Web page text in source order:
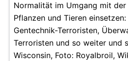
Normalität im Umgang mit der
Pflanzen und Tieren
Gentechnik-Terroristen,
Terroristen und so weiter und
Wisconsin, Foto: Royalbroil,